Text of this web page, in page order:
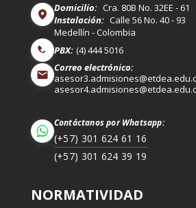
Domicilio: Cra. 80B No. 32EE - 61
Instalación: Calle 56 No. 40 - 93
Medellín - Colombia
PBX: (4) 444 5016
Correo electrónico:
Contáctanos por Whatsapp:
(+57) 301 624 61 16
(+57) 301 624 39 19
NORMATIVIDAD